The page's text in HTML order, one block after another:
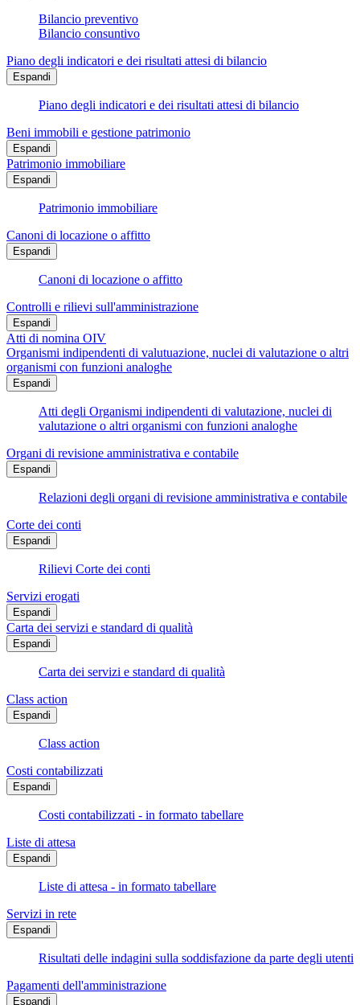
Bilancio preventivo
Bilancio consuntivo
Piano degli indicatori e dei risultati attesi di bilancio
Espandi
Piano degli indicatori e dei risultati attesi di bilancio
Beni immobili e gestione patrimonio
Espandi
Patrimonio immobiliare
Espandi
Patrimonio immobiliare
Canoni di locazione o affitto
Espandi
Canoni di locazione o affitto
Controlli e rilievi sull'amministrazione
Espandi
Atti di nomina OIV
Organismi indipendenti di valutuazione, nuclei di valutazione o altri
organismi con funzioni analoghe
Espandi
Atti degli Organismi indipendenti di valutazione, nuclei di
valutazione o altri organismi con funzioni analoghe
Organi di revisione amministrativa e contabile
Espandi
Relazioni degli organi di revisione amministrativa e contabile
Corte dei conti
Espandi
Rilievi Corte dei conti
Servizi erogati
Espandi
Carta dei servizi e standard di qualità
Espandi
Carta dei servizi e standard di qualità
Class action
Espandi
Class action
Costi contabilizzati
Espandi
Costi contabilizzati - in formato tabellare
Liste di attesa
Espandi
Liste di attesa - in formato tabellare
Servizi in rete
Espandi
Risultati delle indagini sulla soddisfazione da parte degli utenti
Pagamenti dell'amministrazione
Espandi